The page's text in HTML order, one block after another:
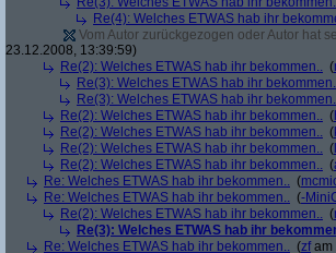
Re(4): Welches ETWAS hab ihr
Vom Autor zurückgezogen oder Autor hat
23.12.2008, 13:39:59)
Re(2): Welches ETWAS hab ihr bekommen.. (
Re(3): Welches ETWAS hab ihr
Re(3): Welches ETWAS hab ihr
Re(2): Welches ETWAS hab ihr bekommen.. (
Re(2): Welches ETWAS hab ihr bekommen.. (
Re(2): Welches ETWAS hab ihr bekommen.. (
Re(2): Welches ETWAS hab ihr bekommen.. (
Re: Welches ETWAS hab ihr bekommen.. (
Re: Welches ETWAS hab ihr bekommen.. (-
Re(2): Welches ETWAS hab ihr bekommen.. (
Re(3): Welches ETWAS hab ihr
Re: Welches ETWAS hab ihr bekommen.. (zfam